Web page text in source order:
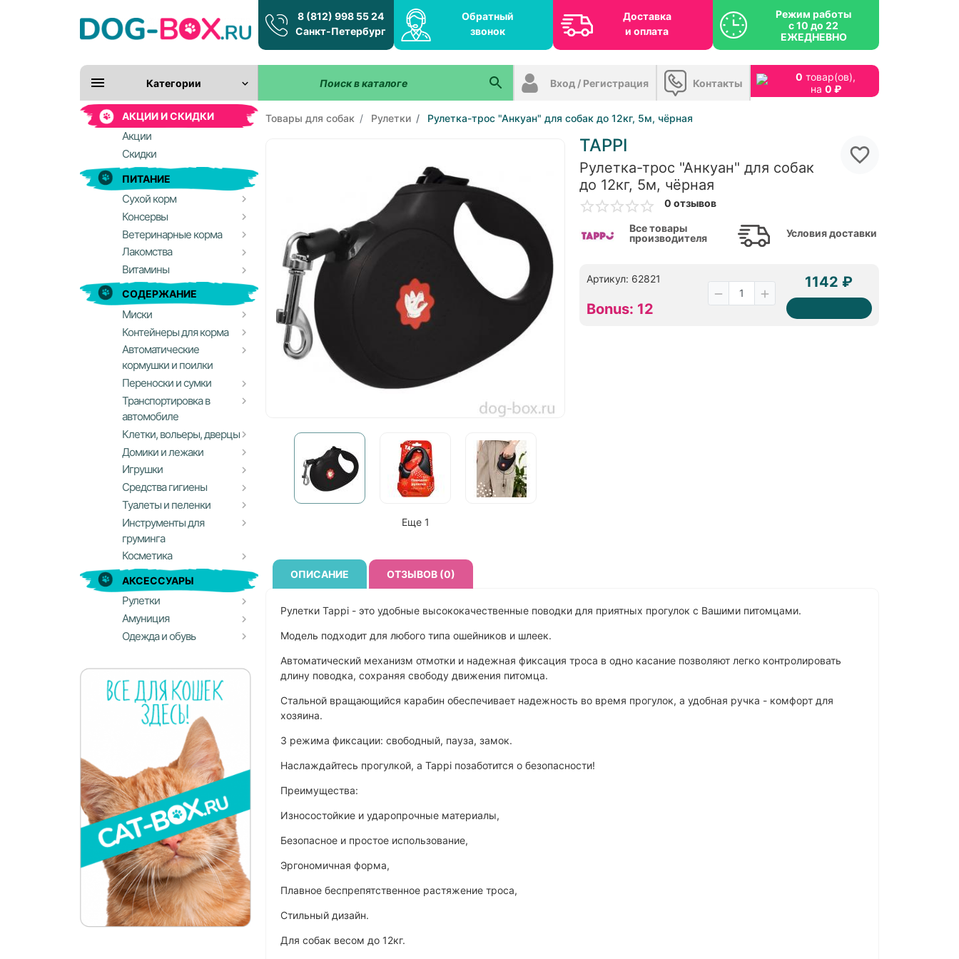
8 (812) 998 55 24
Санкт-Петербург
Обратный
звонок
Доставка
и оплата
Режим работы
с 10 до 22
ЕЖЕДНЕВНО
0 товар(ов),
на 0 ₽
Категории
АКЦИИ И СКИДКИ
Акции
Скидки
ПИТАНИЕ
Сухой корм
Консервы
Ветеринарные корма
Лакомства
Витамины
СОДЕРЖАНИЕ
Миски
Контейнеры для корма
Автоматические
кормушки и поилки
Переноски и сумки
Транспортировка в
автомобиле
Клетки, вольеры, дверцы
Домики и лежаки
Игрушки
Средства гигиены
Туалеты и пеленки
Инструменты для
груминга
Косметика
АКСЕССУАРЫ
Рулетки
Амуниция
Одежда и обувь
Вход / Регистрация Контакты
Товары для собак Рулетки Рулетка-трос "Анкуан" для собак до 12кг, 5м, чёрная
Еще 1
TAPPI
Рулетка-трос "Анкуан" для собак
до 12кг, 5м, чёрная
0 отзывов
Все товары
производителя
Условия доставки
Артикул: 62821
Bonus: 12
1142 ₽
ОПИСАНИЕ ОТЗЫВОВ (0)
Рулетки Tappi - это удобные высококачественные поводки для приятных прогулок с Вашими питомцами.
Модель подходит для любого типа ошейников и шлеек.
Автоматический механизм отмотки и надежная фиксация троса в одно касание позволяют легко контролировать
длину поводка, сохраняя свободу движения питомца.
Стальной вращающийся карабин обеспечивает надежность во время прогулок, а удобная ручка - комфорт для
хозяина.
3 режима фиксации: свободный, пауза, замок.
Наслаждайтесь прогулкой, а Tappi позаботится о безопасности!
Преимущества:
Износостойкие и ударопрочные материалы,
Безопасное и простое использование,
Эргономичная форма,
Плавное беспрепятственное растяжение троса,
Стильный дизайн.
Для собак весом до 12кг.